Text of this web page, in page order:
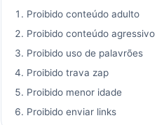
Proibido conteúdo adulto
Proibido conteúdo agressivo
Proibido uso de palavrões
Proibido trava zap
Proibido menor idade
Proibido enviar links